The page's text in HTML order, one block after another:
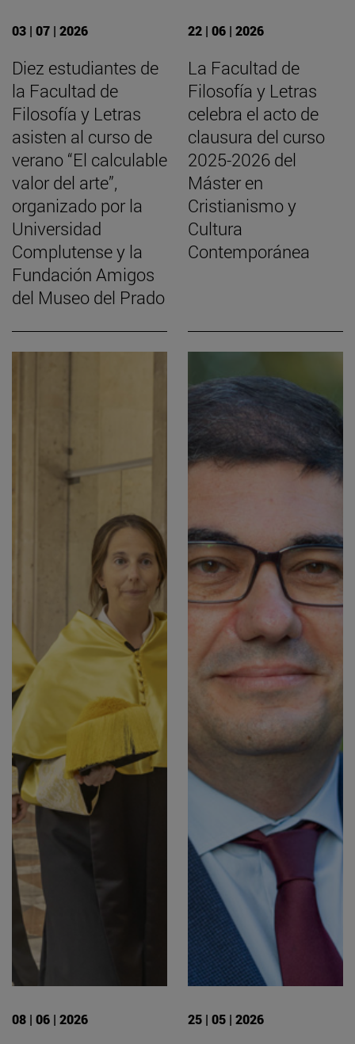
03 | 07 | 2026
Diez estudiantes de
la Facultad de
Filosofía y Letras
asisten al curso de
verano “El calculable
valor del arte”,
organizado por la
Universidad
Complutense y la
Fundación Amigos
del Museo del Prado
22 | 06 | 2026
La Facultad de
Filosofía y Letras
celebra el acto de
clausura del curso
2025-2026 del
Máster en
Cristianismo y
Cultura
Contemporánea
08 | 06 | 2026 25 | 05 | 2026